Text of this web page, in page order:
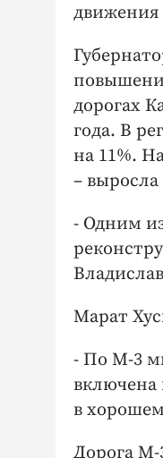
дорогах
года. В
на 11%.
– выросла
- Одним
Марат
- По М-3
включена
в
Дорога М-